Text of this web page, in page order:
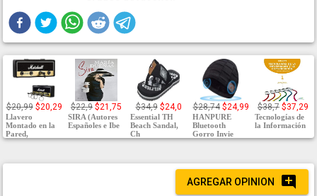
$20,99 $20,29
Llavero
Montado en la
Pared,
$22,9 $21,75
SIRA (Autores
Españoles e Ibe
$34,9 $24,0
Essential TH
Beach Sandal,
Ch
$28,74 $24,99
HANPURE
Bluetooth
Gorro Invie
$38,7 $37,29
Tecnologías de
la Información
AGREGAR OPINION